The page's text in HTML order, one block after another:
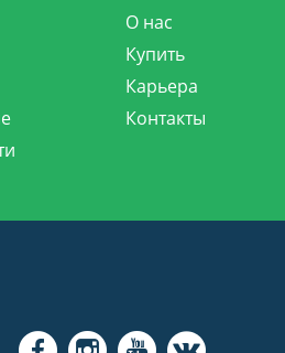
О нас
Купить
Карьера
Контакты